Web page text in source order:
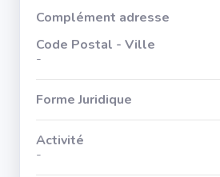
Complément adresse
Code Postal - Ville
-
Forme Juridique
Activité
-